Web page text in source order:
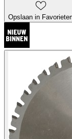
Opslaan in